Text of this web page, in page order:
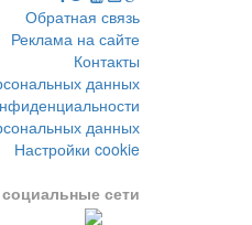
Обратная связь
Реклама на сайте
Контакты
данных
данных
Настройки cookie
сети